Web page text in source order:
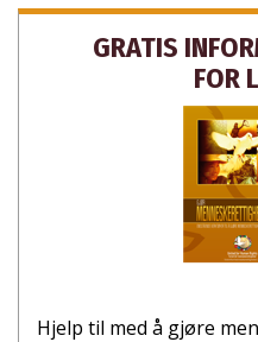
GRATIS
FOR
Hjelp til med å gjøre